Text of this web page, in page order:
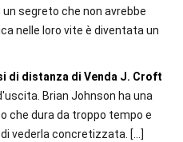
segreto che non avrebbe
nelle loro vite è diventata un
di distanza di Venda J. Croft
Brian Johnson ha una
che dura da troppo tempo e
vederla concretizzata. […]